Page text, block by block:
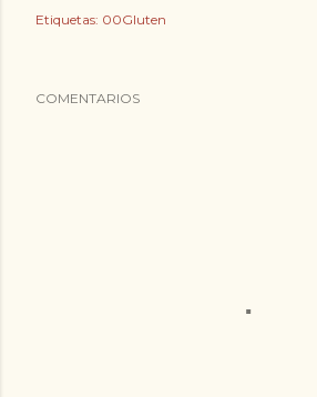
Etiquetas: 00Gluten
COMENTARIOS